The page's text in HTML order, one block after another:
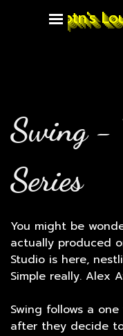
Captn's
Skip menu
Swing -
Series
You might be
actually produced
Studio is here,
Simple really. Alex
Swing follows a
after they decide